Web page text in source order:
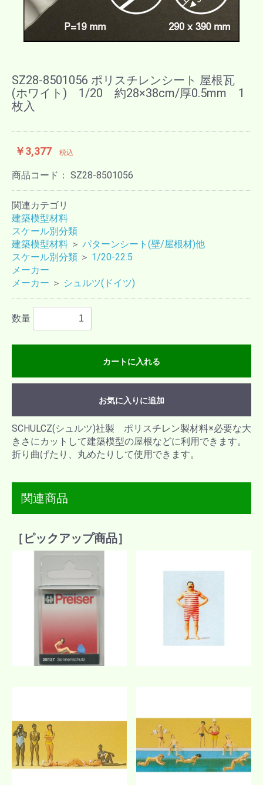
SZ28-8501056 ポリスチレンシート 屋根瓦
(ホワイト) 1/20 約28×38cm/厚0.5mm 1
枚入
￥3,377 税込
商品コード： SZ28-8501056
関連カテゴリ
建築模型材料
スケール別分類
建築模型材料 ＞ パターンシート(壁/屋根材)他
スケール別分類 ＞ 1/20-22.5
メーカー
メーカー ＞ シュルツ(ドイツ)
数量
カートに入れる
お気に入りに追加
SCHULCZ(シュルツ)社製 ポリスチレン製材料※必要な大
きさにカットして建築模型の屋根などに利用できます。
折り曲げたり、丸めたりして使用できます。
関連商品
［ピックアップ商品］